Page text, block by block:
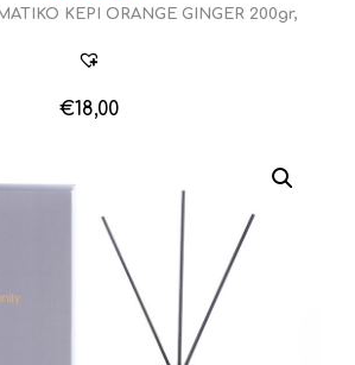
ΚΕΡΙ ORANGE GINGER 200gr,
€18,00